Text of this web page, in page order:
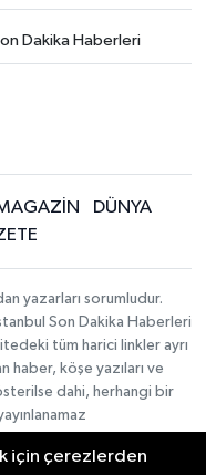
Dakika Haberleri
DÜNYA
yazarları sorumludur.
Son Dakika Haberleri
tüm harici linkler ayrı
haber, köşe yazıları ve
dahi, herhangi bir
için çerezlerden